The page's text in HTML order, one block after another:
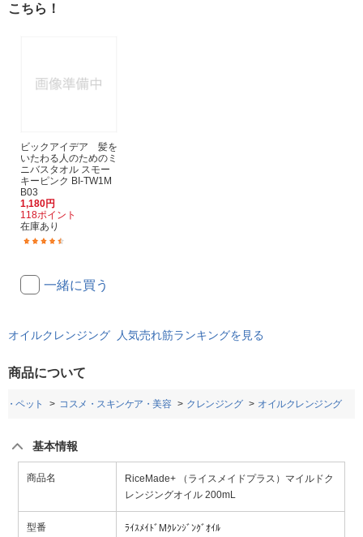
こちら！
ビックアイデア 髪を
いたわる人のためのミ
ニバスタオル スモー
キーピンク BI-TW1M
B03
1,180円
118ポイント
在庫あり
一緒に買う
オイルクレンジング 人気売れ筋ランキングを見る
商品について
・ペット コスメ・スキンケア・美容 クレンジング オイルクレンジング
基本情報
商品名
RiceMade+ （ライスメイドプラス）マイルドク
レンジングオイル 200mL
型番 ﾗｲｽﾒｲﾄﾞMｸﾚﾝｼﾞﾝｸﾞｵｲﾙ